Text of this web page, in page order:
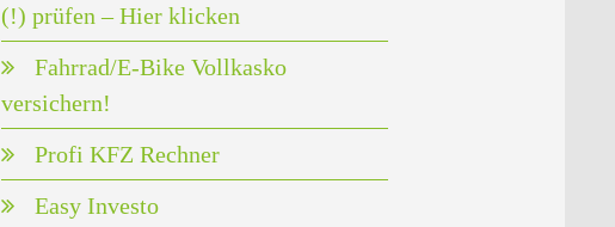
(!) prüfen – Hier klicken
Fahrrad/E-Bike Vollkasko
versichern!
Profi KFZ Rechner
Easy Investo